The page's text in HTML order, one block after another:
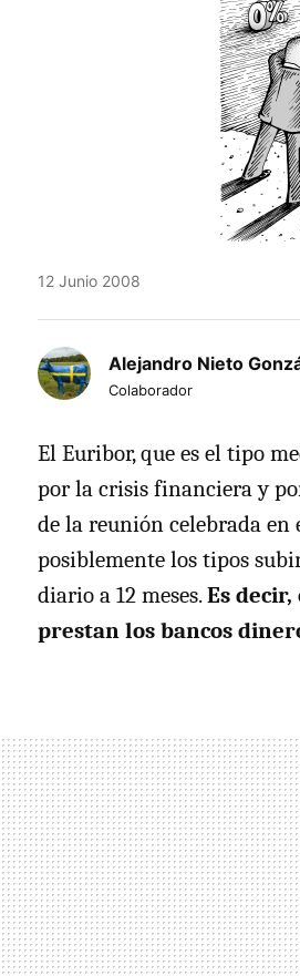
12 Junio 2008
Alejandro Nieto
Colaborador
El Euribor, que es el tipo
por la crisis financiera y
de la reunión celebrada en
posiblemente los tipos
diario a 12 meses.Es
prestan los bancos